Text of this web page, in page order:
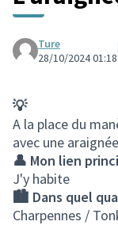
Ture
28/10/2024 01:18
💡
A la place du
avec une
👤 Mon lien
J'y habite
🏙️ Dans quel
Charpennes /